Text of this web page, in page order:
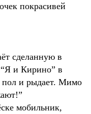
покрасивей
сделанную в
и Кирино” в
пол и рыдает. Мимо
мобильник,